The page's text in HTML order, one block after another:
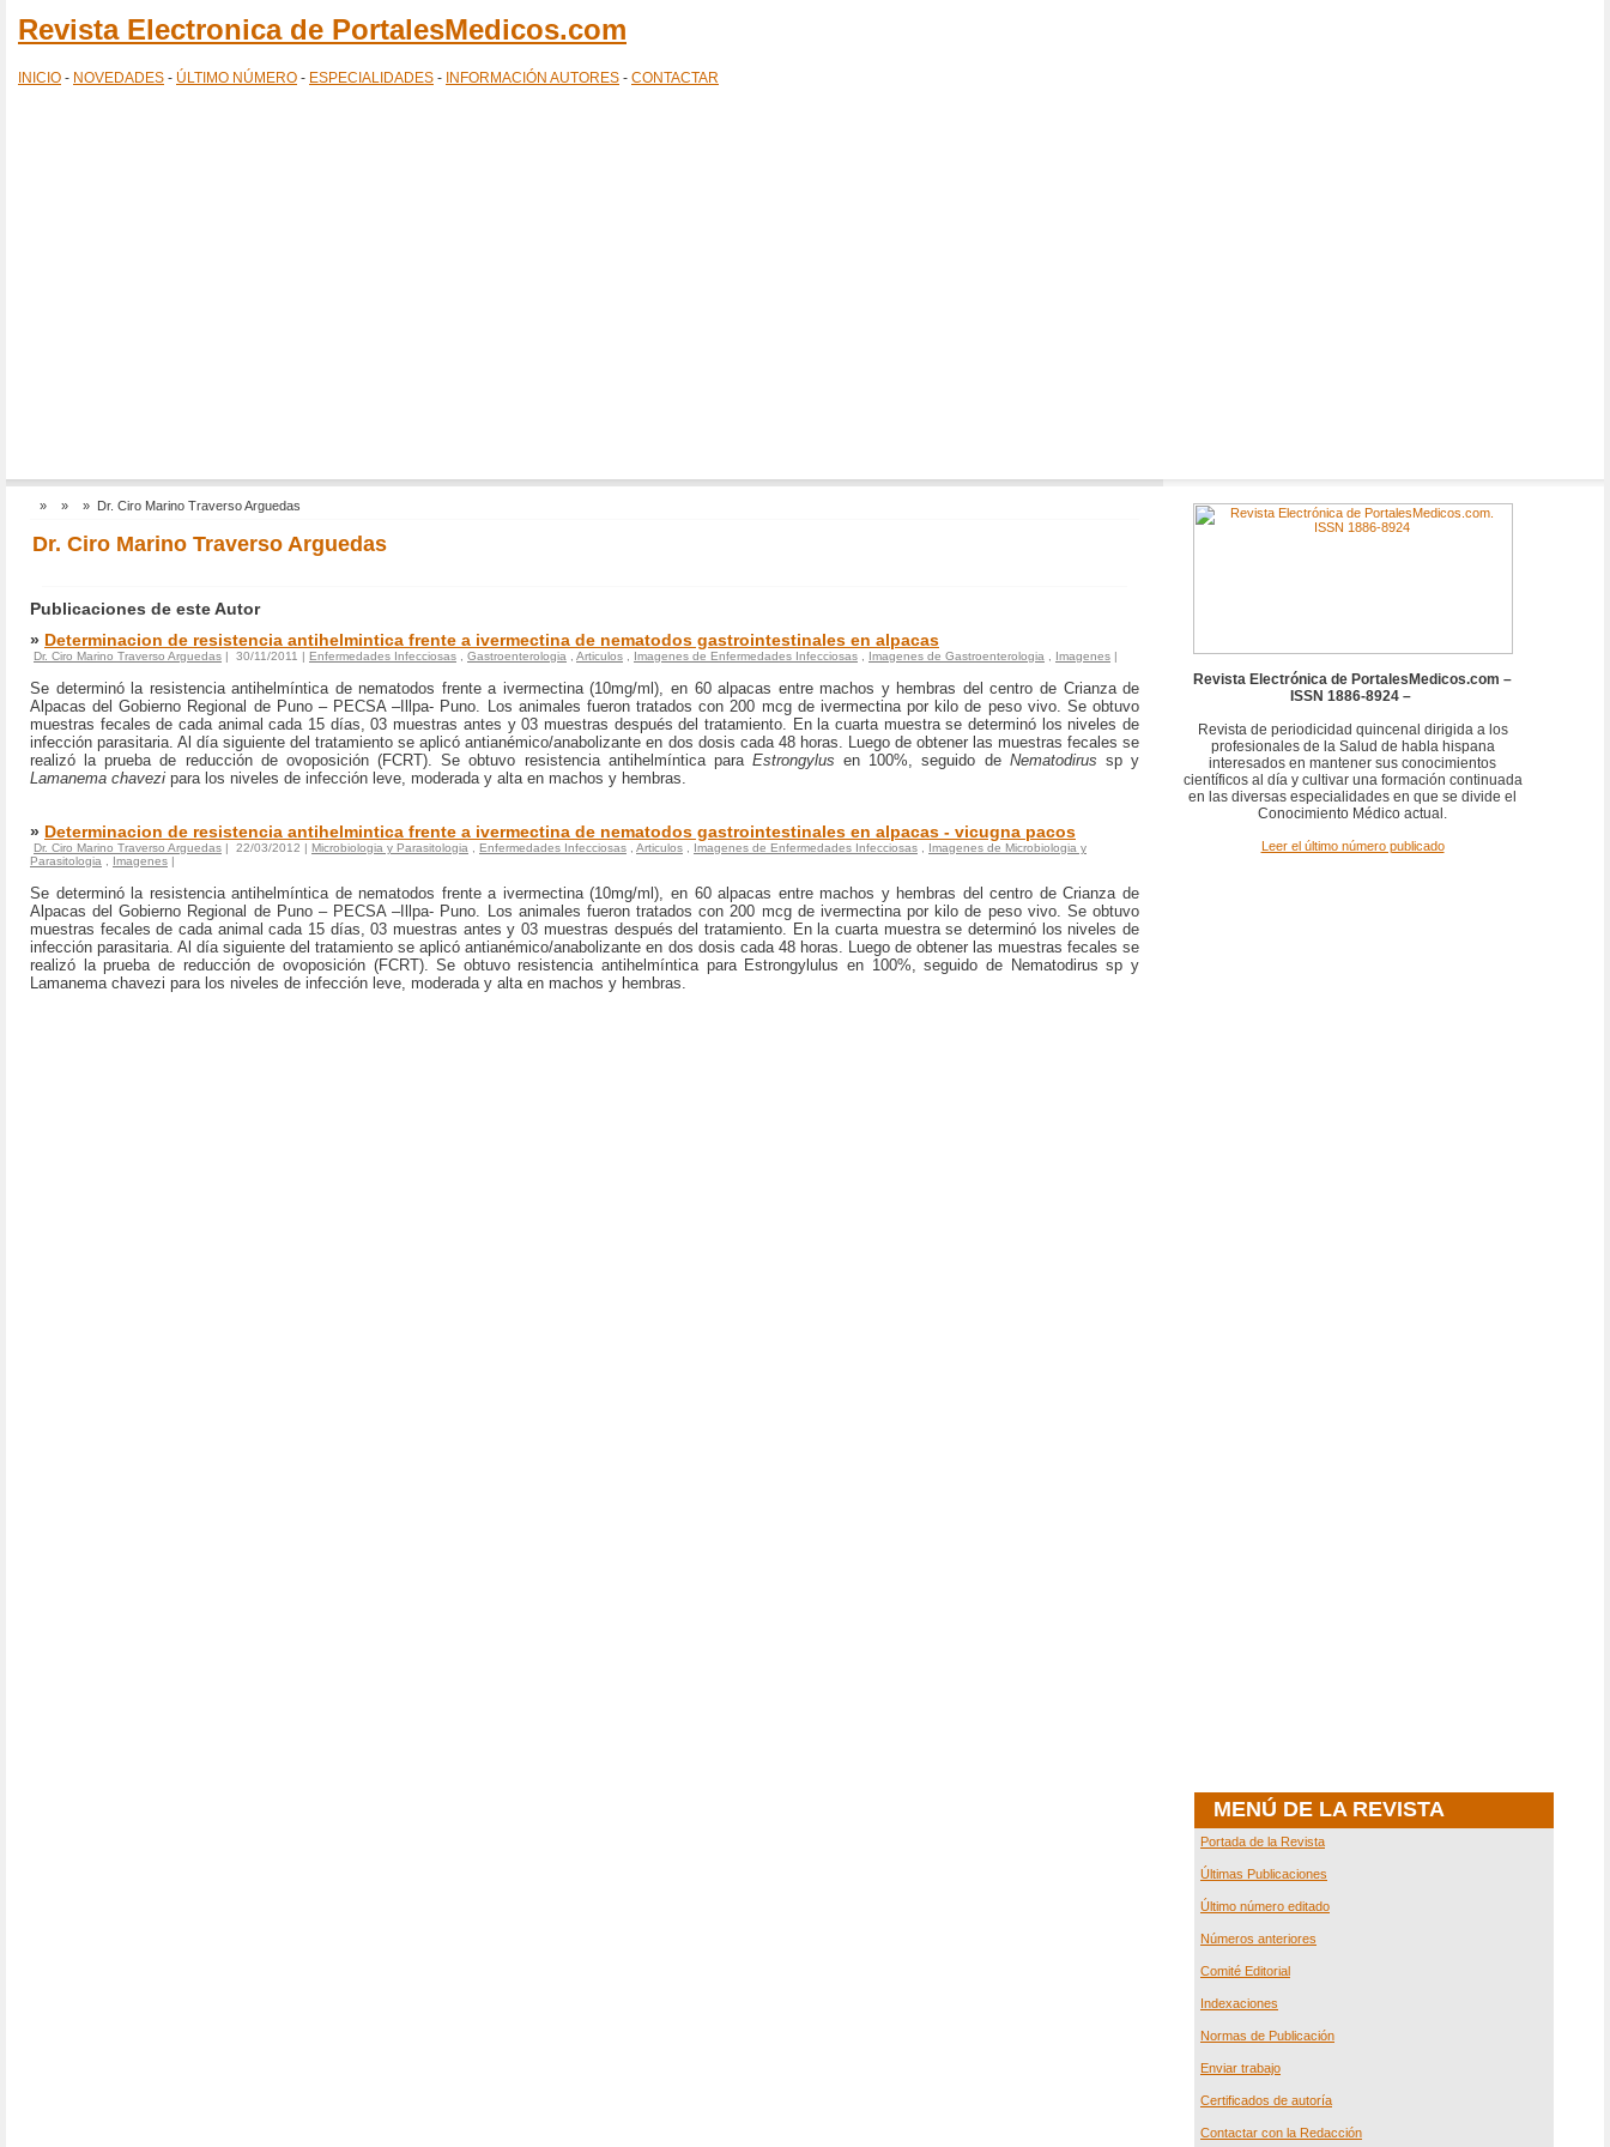
Revista Electronica de PortalesMedicos.com
INICIO - NOVEDADES - ÚLTIMO NÚMERO - ESPECIALIDADES - INFORMACIÓN AUTORES - CONTACTAR
» » » Dr. Ciro Marino Traverso Arguedas
Dr. Ciro Marino Traverso Arguedas
Publicaciones de este Autor
» Determinacion de resistencia antihelmintica frente a ivermectina de nematodos gastrointestinales en alpacas
Dr. Ciro Marino Traverso Arguedas | 30/11/2011 | Enfermedades Infecciosas Gastroenterologia Articulos Imagenes de Enfermedades Infecciosas Imagenes de Gastroenterologia Imagenes |
Se determinó la resistencia antihelmíntica de nematodos frente a ivermectina (10mg/ml), en 60 alpacas entre machos y hembras del centro de Crianza de
Alpacas del Gobierno Regional de Puno – PECSA –Illpa- Puno. Los animales fueron tratados con 200 mcg de ivermectina por kilo de peso vivo. Se obtuvo
muestras fecales de cada animal cada 15 días, 03 muestras antes y 03 muestras después del tratamiento. En la cuarta muestra se determinó los niveles de
infección parasitaria. Al día siguiente del tratamiento se aplicó antianémico/anabolizante en dos dosis cada 48 horas. Luego de obtener las muestras fecales se
realizó la prueba de reducción de ovoposición (FCRT). Se obtuvo resistencia antihelmíntica para Estrongylusen 100%, seguido de Nematodirus sp y
Lamanema chavezi para los niveles de infección leve, moderada y alta en machos y hembras.
» Determinacion de resistencia antihelmintica frente a ivermectina de nematodos gastrointestinales en alpacas - vicugna pacos
Dr. Ciro Marino Traverso Arguedas | 22/03/2012 | Microbiologia y Parasitologia Enfermedades Infecciosas Articulos Imagenes de Enfermedades Infecciosas
Imagenes de Microbiologia y
Parasitologia
Imagenes |
Se determinó la resistencia antihelmíntica de nematodos frente a ivermectina (10mg/ml), en 60 alpacas entre machos y hembras del centro de Crianza de
Alpacas del Gobierno Regional de Puno – PECSA –Illpa- Puno. Los animales fueron tratados con 200 mcg de ivermectina por kilo de peso vivo. Se obtuvo
muestras fecales de cada animal cada 15 días, 03 muestras antes y 03 muestras después del tratamiento. En la cuarta muestra se determinó los niveles de
infección parasitaria. Al día siguiente del tratamiento se aplicó antianémico/anabolizante en dos dosis cada 48 horas. Luego de obtener las muestras fecales se
realizó la prueba de reducción de ovoposición (FCRT). Se obtuvo resistencia antihelmíntica para Estrongylulus en 100%, seguido de Nematodirus sp y
Lamanema chavezi para los niveles de infección leve, moderada y alta en machos y hembras.
Revista Electrónica de PortalesMedicos.com –
ISSN 1886-8924 –
Revista de periodicidad quincenal dirigida a los
profesionales de la Salud de habla hispana
interesados en mantener sus conocimientos
científicos al día y cultivar una formación continuada
en las diversas especialidades en que se divide el
Conocimiento Médico actual.
Leer el último número publicado
MENÚ DE LA REVISTA
Portada de la Revista
Últimas Publicaciones
Último número editado
Números anteriores
Comité Editorial
Indexaciones
Normas de Publicación
Enviar trabajo
Certificados de autoría
Contactar con la Redacción